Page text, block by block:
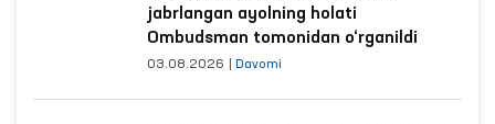
jabrlangan ayolning holati
Ombudsman tomonidan o‘rganildi
03.08.2026 Davomi